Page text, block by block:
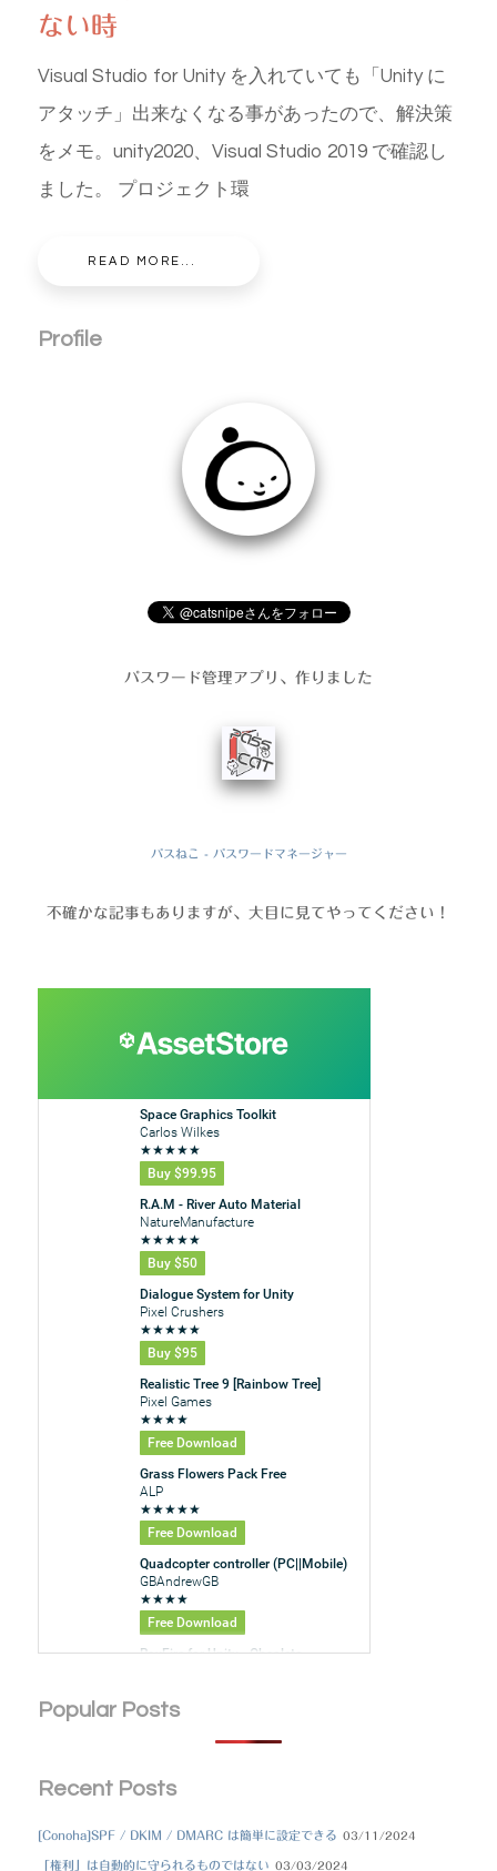
ない時
Visual Studio for Unity を入れていても「Unity に
アタッチ」出来なくなる事があったので、解決策
をメモ。unity2020、Visual Studio 2019 で確認し
ました。 プロジェクト環
READ MORE...
Profile
パスワード管理アプリ、作りました
パスねこ - パスワードマネージャー
不確かな記事もありますが、大目に見てやってください！
Popular Posts
Recent Posts
[Conoha]SPF / DKIM / DMARC は簡単に設定できる 03/11/2024
「権利」は自動的に守られるものではない 03/03/2024